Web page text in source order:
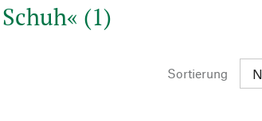
(1)
Sortierung